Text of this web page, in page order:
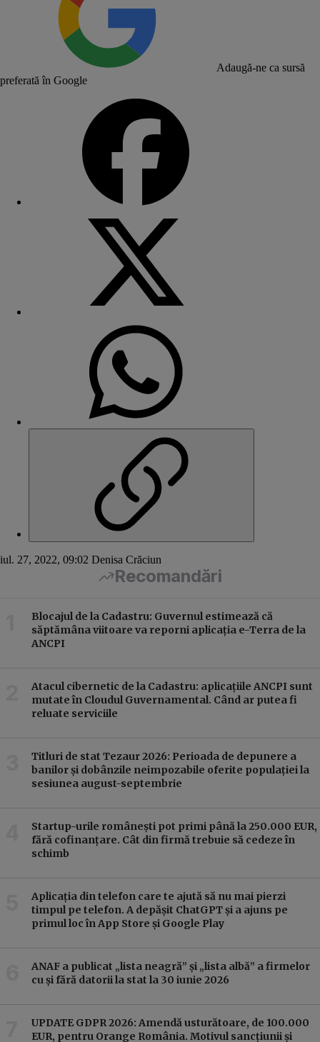
Adaugă-ne ca sursă
preferată în Google
iul. 27, 2022, 09:02 Denisa Crăciun
Recomandări
Blocajul de la Cadastru: Guvernul estimează că
săptămâna viitoare va reporni aplicația e-Terra de la
ANCPI
Atacul cibernetic de la Cadastru: aplicațiile ANCPI sunt
mutate în Cloudul Guvernamental. Când ar putea fi
reluate serviciile
Titluri de stat Tezaur 2026: Perioada de depunere a
banilor și dobânzile neimpozabile oferite populației la
sesiunea august-septembrie
Startup-urile românești pot primi până la 250.000 EUR,
fără cofinanțare. Cât din firmă trebuie să cedeze în
schimb
Aplicația din telefon care te ajută să nu mai pierzi
timpul pe telefon. A depășit ChatGPT și a ajuns pe
primul loc în App Store și Google Play
ANAF a publicat „lista neagră” și „lista albă” a firmelor
cu și fără datorii la stat la 30 iunie 2026
UPDATE GDPR 2026: Amendă usturătoare, de 100.000
EUR, pentru Orange România. Motivul sancțiunii și